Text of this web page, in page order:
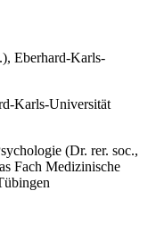
Eberhard-Karls-
Karls-Universität
(Dr. rer. soc.,
Fach Medizinische